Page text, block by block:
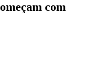
com